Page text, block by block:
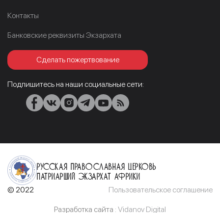
Контакты
Банковские реквизиты Экзархата
Сделать пожертвование
Подпишитесь на наши социальные сети:
Русская Православная Церковь
Патриарший Экзархат Африки
© 2022 Пользовательское соглашение
Разработка сайта : Vidanov Digital